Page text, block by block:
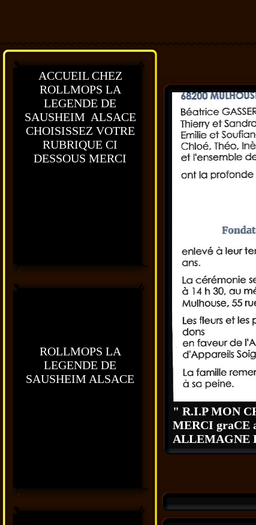
ACCUEIL CHEZ
ROLLMOPS LA
LEGENDE DE
SAUSHEIM ALSACE
CHOISISSEZ VOTRE
RUBRIQUE CI
DESSOUS MERCI
ROLLMOPS LA
LEGENDE DE
SAUSHEIM ALSACE
" R.I.P MON
MERCI graCE
ALLEMAGNE